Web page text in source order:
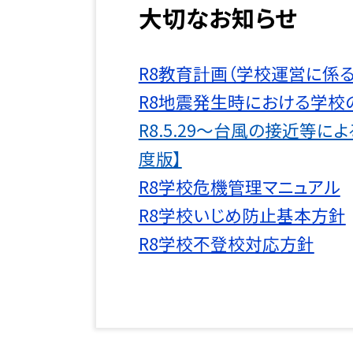
大切なお知らせ
R8教育計画（学校運営に係
R8地震発生時における学校
R8.5.29～台風の接近等によ
度版】
R8学校危機管理マニュアル
R8学校いじめ防止基本方針
R8学校不登校対応方針